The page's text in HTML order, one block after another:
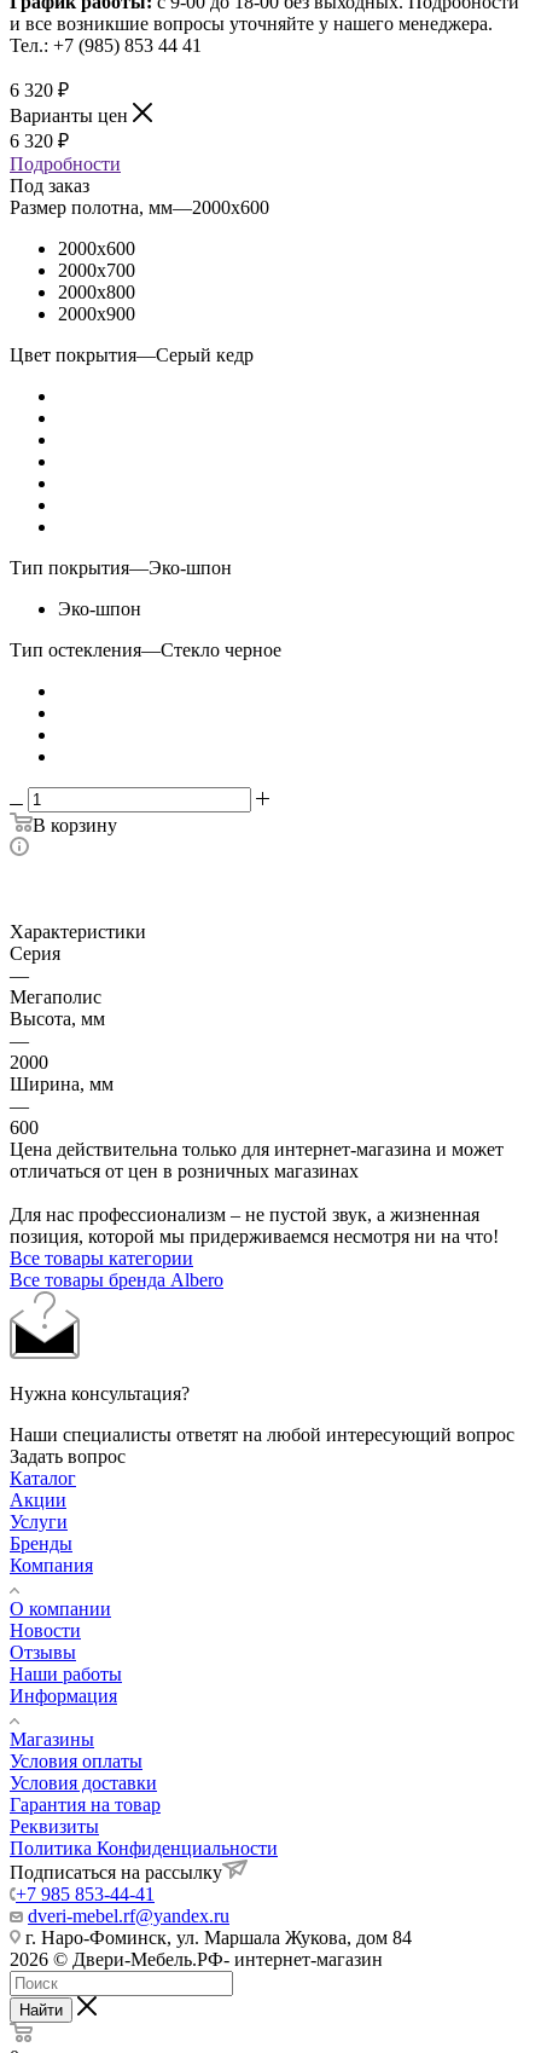
и все возникшие вопросы уточняйте у нашего менеджера.
Тел.: +7 (985) 853 44 41
6 320 ₽
Варианты цен
6 320 ₽
Подробности
Под заказ
Размер полотна, мм—2000x600
2000x600
2000x700
2000x800
2000x900
Цвет покрытия—Серый кедр
Тип покрытия—Эко-шпон
Эко-шпон
Тип остекления—Стекло черное
В корзину
Характеристики
Серия
—
Мегаполис
Высота, мм
—
2000
Ширина, мм
—
600
Цена действительна только для интернет-магазина и может
отличаться от цен в розничных магазинах
Для нас профессионализм – не пустой звук, а жизненная
позиция, которой мы придерживаемся несмотря ни на что!
Все товары категории
Все товары бренда Albero
Нужна консультация?
Наши специалисты ответят на любой интересующий вопрос
Задать вопрос
Каталог
Акции
Услуги
Бренды
Компания
О компании
Новости
Отзывы
Наши работы
Информация
Магазины
Условия оплаты
Условия доставки
Гарантия на товар
Реквизиты
Политика Конфиденциальности
Подписаться на рассылку
+7 985 853-44-41
dveri-mebel.rf@yandex.ru
г. Наро-Фоминск, ул. Маршала Жукова, дом 84
2026 © Двери-Мебель.РФ- интернет-магазин
Найти